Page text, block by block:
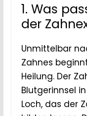
1. Was
der
Unmittelbar
Zahnes
Heilung. Der
Blutgerinnsel
Loch, das der